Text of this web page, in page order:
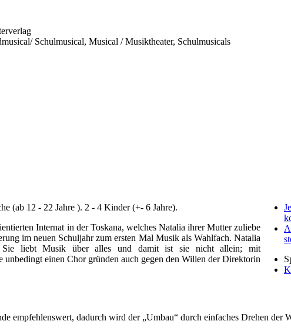
Schulmusical, Musical / Musiktheater, Schulmusicals
(ab 12 - 22 Jahre ). 2 - 4 Kinder (+- 6 Jahre).
Internat in der Toskana, welches Natalia ihrer Mutter zuliebe
im neuen Schuljahr zum ersten Mal Musik als Wahlfach. Natalia
liebt Musik über alles und damit ist sie nicht allein; mit
unbedingt einen Chor gründen auch gegen den Willen der Direktorin
empfehlenswert, dadurch wird der „Umbau“ durch einfaches Drehen der